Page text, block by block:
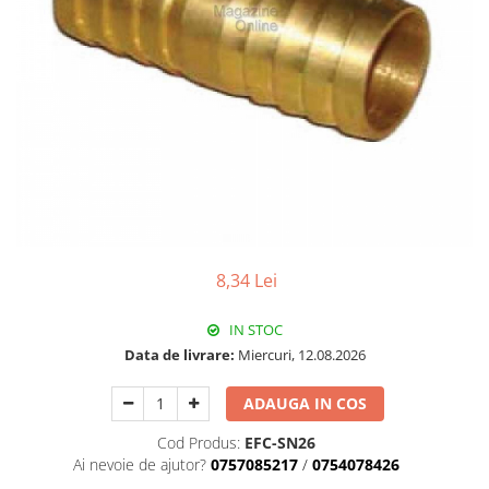
Pachet Centrale Termice
Instant pe gaz natural si GPL
Accesorii centrale pe GAZ si GPL
Cazane, Centrale si Termoseminee
Radiatoare/Calorifere
Radiatoare/Calorifere din otel
Radiatoare/Calorifere Copa
8,34 Lei
IN STOC
Data de livrare: Miercuri, 12.08.2026
ADAUGA IN COS
Cod Produs: EFC-SN26
Ai nevoie de ajutor? 0757085217 / 0754078426